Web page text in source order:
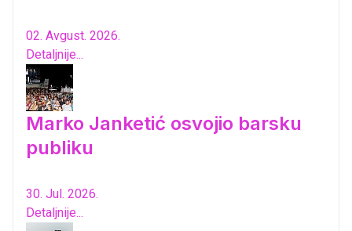
02. Avgust. 2026.
Detaljnije...
Marko Janketić osvojio barsku
publiku
30. Jul. 2026.
Detaljnije...